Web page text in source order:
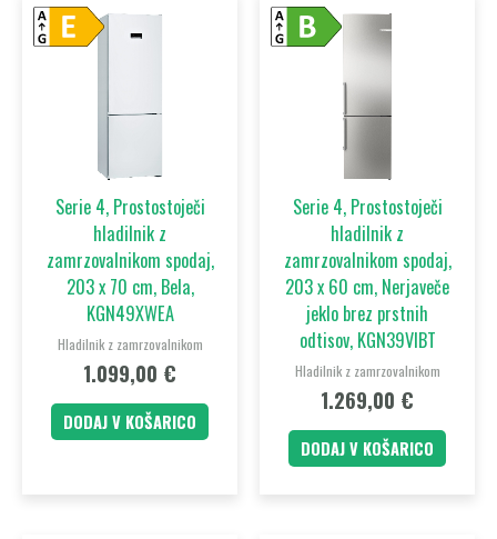
Serie 4, Prostostoječi
hladilnik z
zamrzovalnikom spodaj,
203 x 70 cm, Bela,
KGN49XWEA
Hladilnik z zamrzovalnikom
1.099,00 €
DODAJ V KOŠARICO
Serie 4, Prostostoječi
hladilnik z
zamrzovalnikom spodaj,
203 x 60 cm, Nerjaveče
jeklo brez prstnih
odtisov, KGN39VIBT
Hladilnik z zamrzovalnikom
1.269,00 €
DODAJ V KOŠARICO